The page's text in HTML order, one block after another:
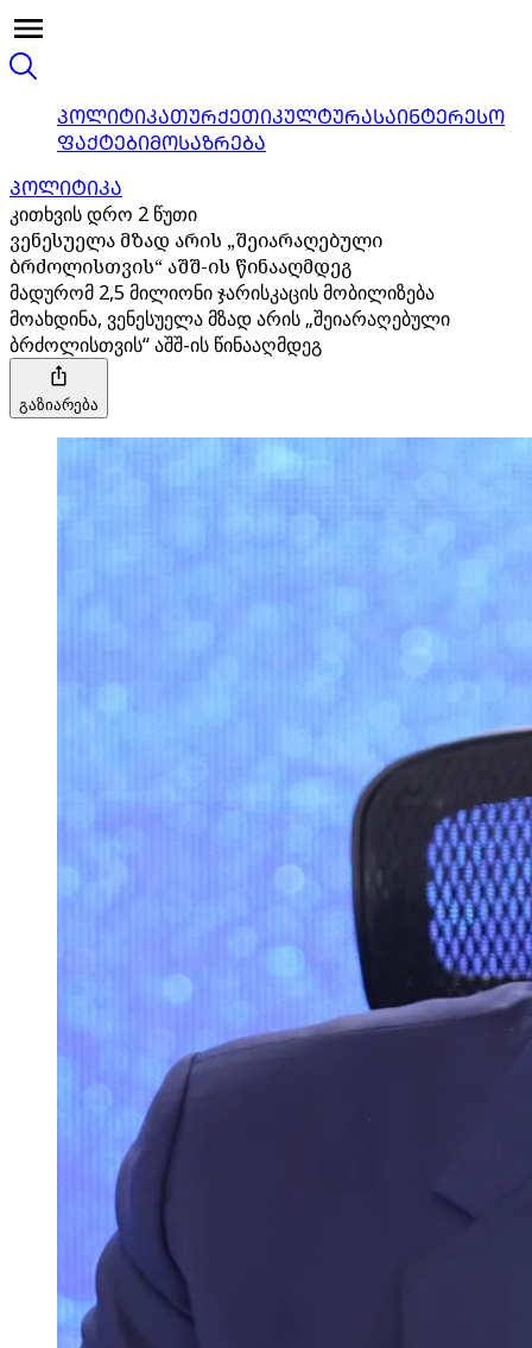
ᲞᲝᲚᲘᲢᲘᲙᲐᲗᲣᲠᲥᲔᲗᲘᲙᲣᲚᲢᲣᲠᲐᲡᲐᲘᲜᲢᲔᲠᲔᲡᲝ
ᲤᲐᲥᲢᲔᲑᲘᲛᲝᲡᲐᲖᲠᲔᲑᲐ
ᲞᲝᲚᲘᲢᲘᲙᲐ
კითხვის დრო 2 წუთი
ვენესუელა მზად არის „შეიარაღებული
ბრძოლისთვის“ აშშ-ის წინააღმდეგ
მადურომ 2,5 მილიონი ჯარისკაცის მობილიზება
მოახდინა, ვენესუელა მზად არის „შეიარაღებული
ბრძოლისთვის“ აშშ-ის წინააღმდეგ
გაზიარება